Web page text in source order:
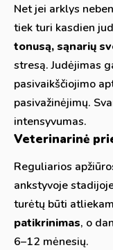
Net jei arklys
tiek turi kasdien
tonusą, sąnarių
stresą. Judėjimas
pasivaikščiojimo
pasivažinėjimų.
intensyvumas.
Veterinarinė
Reguliarios
ankstyvoje
turėtų būti
patikrinimas, o
6–12 mėnesių.